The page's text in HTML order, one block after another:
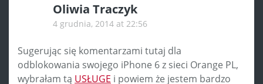
Oliwia Traczyk
4 grudnia, 2014 at 22:56
Sugerując się komentarzami tutaj dla
odblokowania swojego iPhone 6 z sieci Orange PL,
wybrałam tą USŁUGE i powiem że jestem bardzo